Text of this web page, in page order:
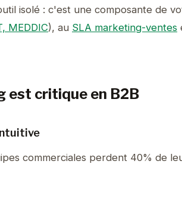
isolé : c'est une composante de
MEDDIC), au SLA marketing-ventes
est critique en B2B
commerciales perdent 40% de